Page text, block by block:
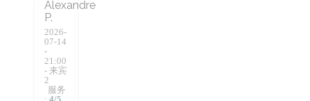
Alexandre
P
2026-
07-14
-
21:00
- 来宾
2
服务